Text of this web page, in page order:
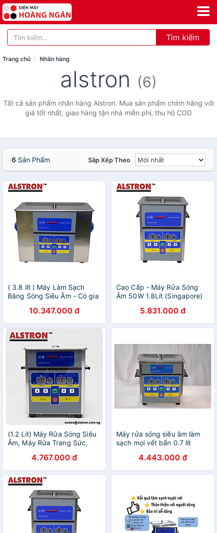
Tìm kiếm
Trang chủ Nhãn hàng
alstron (6)
Tất cả sản phẩm nhãn hàng Alstron. Mua sản phẩm chính hãng với
giá tốt nhất, giao hàng tận nhà miễn phí, thu hộ COD
6 Sản Phẩm Sắp Xếp Theo
( 3.8 lít ) Máy Làm Sạch
Bằng Sóng Siêu Âm - Có gia
Trang Sức, Đồng Hồ, Linh
Kiện Điện Tử, Linh Kiện Cơ
Khí, Dụng Cụ Nha Khoa.
(ALD-40100-38H)
10.347.000 đ
Cao Cấp - Máy Rửa Sóng
Âm 50W 1.8Lít (Singapore)
5.831.000 đ
(1.2 Lít) Máy Rửa Sóng Siêu
Âm, Máy Rửa Trang Sức,
Khoa và Đời Sống
4.767.000 đ
Máy rửa sóng siêu âm làm
sạch mọi vết bẩn 0.7 lít
hãng Singapore)
4.443.000 đ